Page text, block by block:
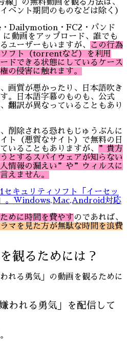
」の無料動画を観る方法は、
ベント期間のものなどは除く）
Dailymotion・FC2・パンド
動画をアップロード、誰でも
ユーザーもいますが、
この行為
フト（torrentなど）を利用
ドできる状態にしているケース
の侵害に触れます。
画質が悪かったり、日本語吹き
。日本語字幕のものも、公式
翻訳が異なっていることもあり
削除される恐れもじゅうぶんに
ト（悪質なサイト）で無料の日
いることもありますが、
”貴方
とするスパイウェアが知らない
情報の漏えい ”や”ウィルスに
えません。
キュリティソフト「イーセッ
。Windows,Mac,Android対応
めに時間を費やすのであれば、
マを見た方が無駄な時間を浪費
観るためには？
れる勇気」の動画を観るために
われる勇気」を配信して